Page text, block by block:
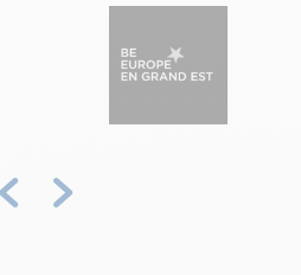
Précédent